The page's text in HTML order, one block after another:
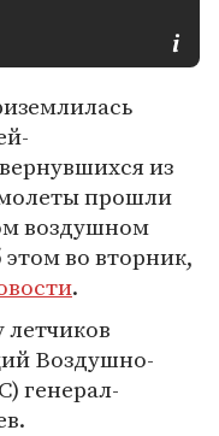
из
прошли
воздушном
во вторник,
.
Воздушно-
генерал-